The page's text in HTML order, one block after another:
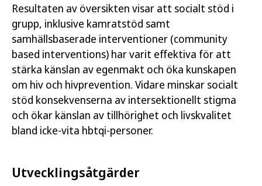
Resultaten av översikten visar att socialt stöd i
grupp, inklusive kamratstöd samt
samhällsbaserade interventioner (community
based interventions) har varit effektiva för att
stärka känslan av egenmakt och öka kunskapen
om hiv och hivprevention. Vidare minskar socialt
stöd konsekvenserna av intersektionellt stigma
och ökar känslan av tillhörighet och livskvalitet
bland icke-vita hbtqi-personer.
Utvecklingsåtgärder